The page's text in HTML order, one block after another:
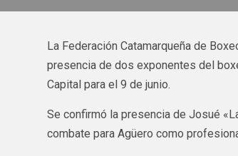
La Federación Catamarqueña de
presencia de dos exponentes del
Capital para el 9 de junio.
Se confirmó la presencia de Josué
combate para Agüero como